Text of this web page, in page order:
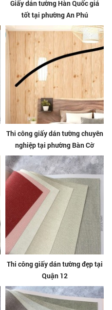
Giấy dán tường Hàn Quốc giá
tốt tại phường An Phú
Thi công giấy dán tường chuyên
nghiệp tại phường Bàn Cờ
Thi công giấy dán tường đẹp tại
Quận 12